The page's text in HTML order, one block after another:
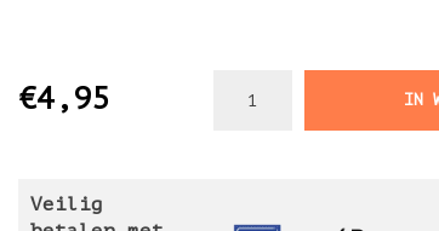
€4,95 IN
Veilig